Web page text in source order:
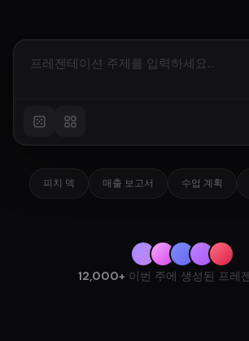
피치 덱 매출 보고서 수업 계획
12,000+ 이번 주에 생성된 프레